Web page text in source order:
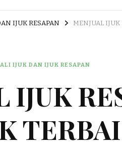
IJUK RESAPAN MENJUAL
IJUK DAN IJUK RESAPAN
IJUK